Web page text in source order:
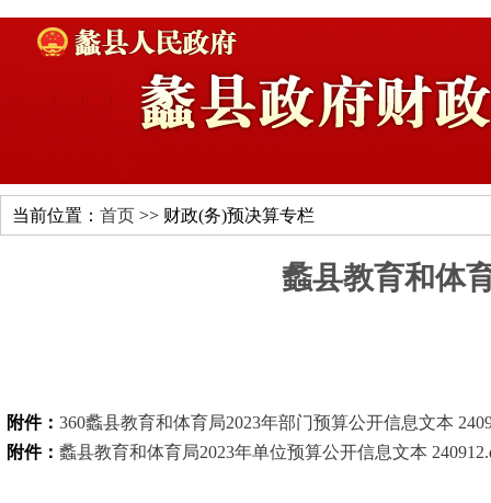
当前位置： 首页 >> 财政(务)预决算专栏
蠡县教育和体
附件： 360蠡县教育和体育局2023年部门预算公开信息文本
附件： 蠡县教育和体育局2023年单位预算公开信息文本